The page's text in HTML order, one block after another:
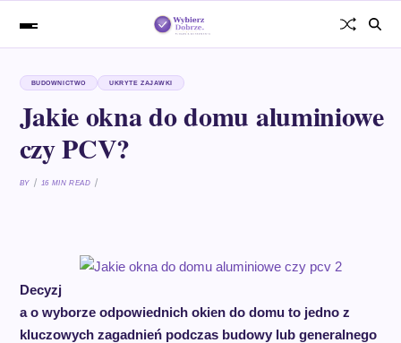
BUDOWNICTWO UKRYTE ZAJAWKI
Jakie okna do domu aluminiowe
czy PCV?
BY 16 MIN READ
Decyzj
a o wyborze odpowiednich okien do domu to jedno z
kluczowych zagadnień podczas budowy lub generalnego